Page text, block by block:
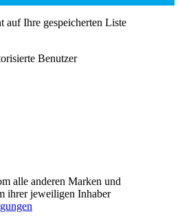
auf Ihre gespeicherten Liste
Benutzer
alle anderen Marken und
ihrer jeweiligen Inhaber